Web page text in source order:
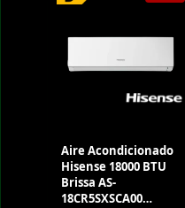
Aire Acondicionado
Hisense 18000 BTU
Brissa AS-
18CR5SXSCA00